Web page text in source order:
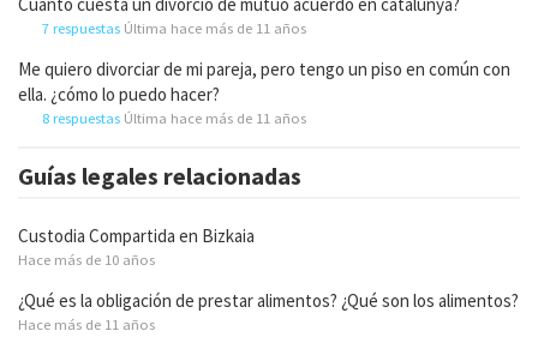
7 respuestas Última hace más de 11 años
Me quiero divorciar de mi pareja, pero tengo un piso en común con
ella. ¿cómo lo puedo hacer?
8 respuestas Última hace más de 11 años
Guías legales relacionadas
Custodia Compartida en Bizkaia
Hace más de 10 años
¿Qué es la obligación de prestar alimentos? ¿Qué son los alimentos?
Hace más de 11 años